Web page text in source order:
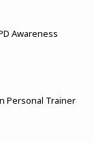
Awareness
Personal Trainer